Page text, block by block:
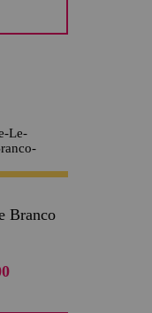
Branco